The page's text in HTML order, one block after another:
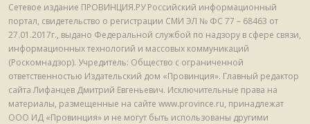
Сетевое издание ПРОВИНЦИЯ.РУ Российский информационный
портал, свидетельство о регистрации СМИ ЭЛ № ФС 77 – 68463 от
27.01.2017г., выдано Федеральной службой по надзору в сфере связи,
информационных технологий и массовых коммуникаций
(Роскомнадзор). Учредитель: Общество с ограниченной
ответственностью Издательский дом «Провинция». Главный редактор
сайта Лифанцев Дмитрий Евгеньевич. Исключительные права на
материалы, размещенные на сайте www.province.ru, принадлежат
ООО ИД «Провинция» и не могут быть использованы другими